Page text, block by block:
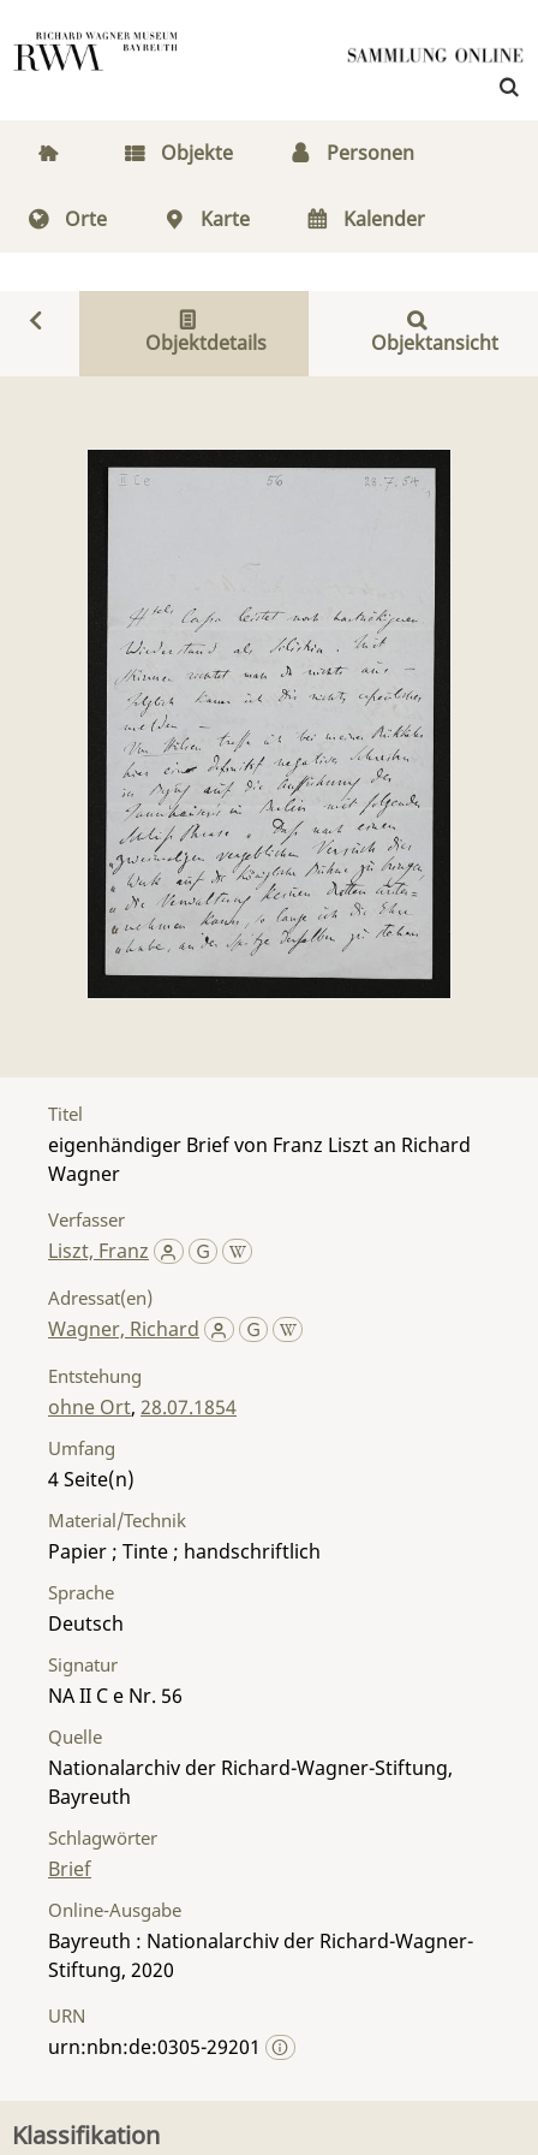
Objekte Personen
Orte Karte Kalender
Objektdetails Objektansicht
Titel
eigenhändiger Brief von Franz Liszt an Richard
Wagner
Verfasser
Liszt, Franz
Adressat(en)
Wagner, Richard
Entstehung
ohne Ort, 28.07.1854
Umfang
4
Material/Technik
Papier ; Tinte ; handschriftlich
Sprache
Deutsch
Signatur
NA II C e Nr. 56
Quelle
Nationalarchiv der Richard-Wagner-Stiftung,
Bayreuth
Schlagwörter
Brief
Online-Ausgabe
Bayreuth : Nationalarchiv der Richard-Wagner-
Stiftung, 2020
URN
urn:nbn:de:0305-29201
Klassifikation